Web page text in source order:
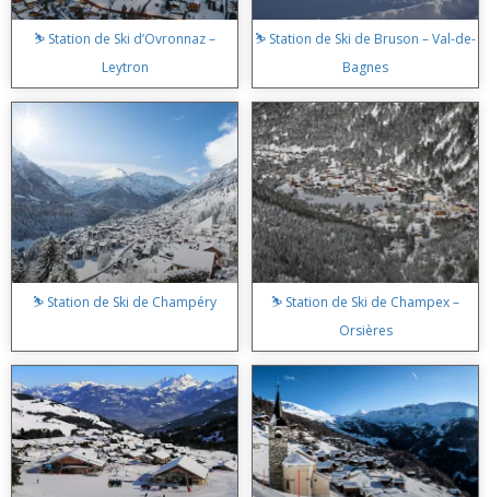
⛷️ Station de Ski d’Ovronnaz –
Leytron
⛷️ Station de Ski de Bruson – Val-de-
Bagnes
⛷️ Station de Ski de Champéry
⛷️ Station de Ski de Champex –
Orsières